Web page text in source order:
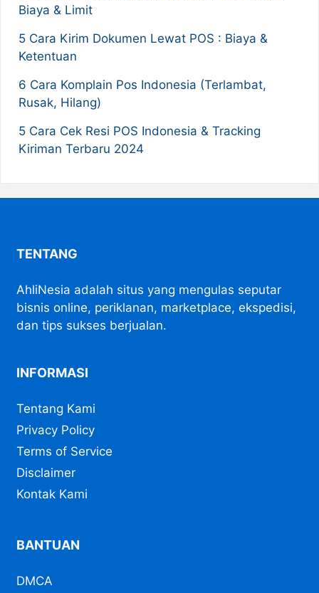
Biaya & Limit
5 Cara Kirim Dokumen Lewat POS : Biaya &
Ketentuan
6 Cara Komplain Pos Indonesia (Terlambat,
Rusak, Hilang)
5 Cara Cek Resi POS Indonesia & Tracking
Kiriman Terbaru 2024
TENTANG
AhliNesia adalah situs yang mengulas seputar
bisnis online, periklanan, marketplace, ekspedisi,
dan tips sukses berjualan.
INFORMASI
Tentang Kami
Privacy Policy
Terms of Service
Disclaimer
Kontak Kami
BANTUAN
DMCA